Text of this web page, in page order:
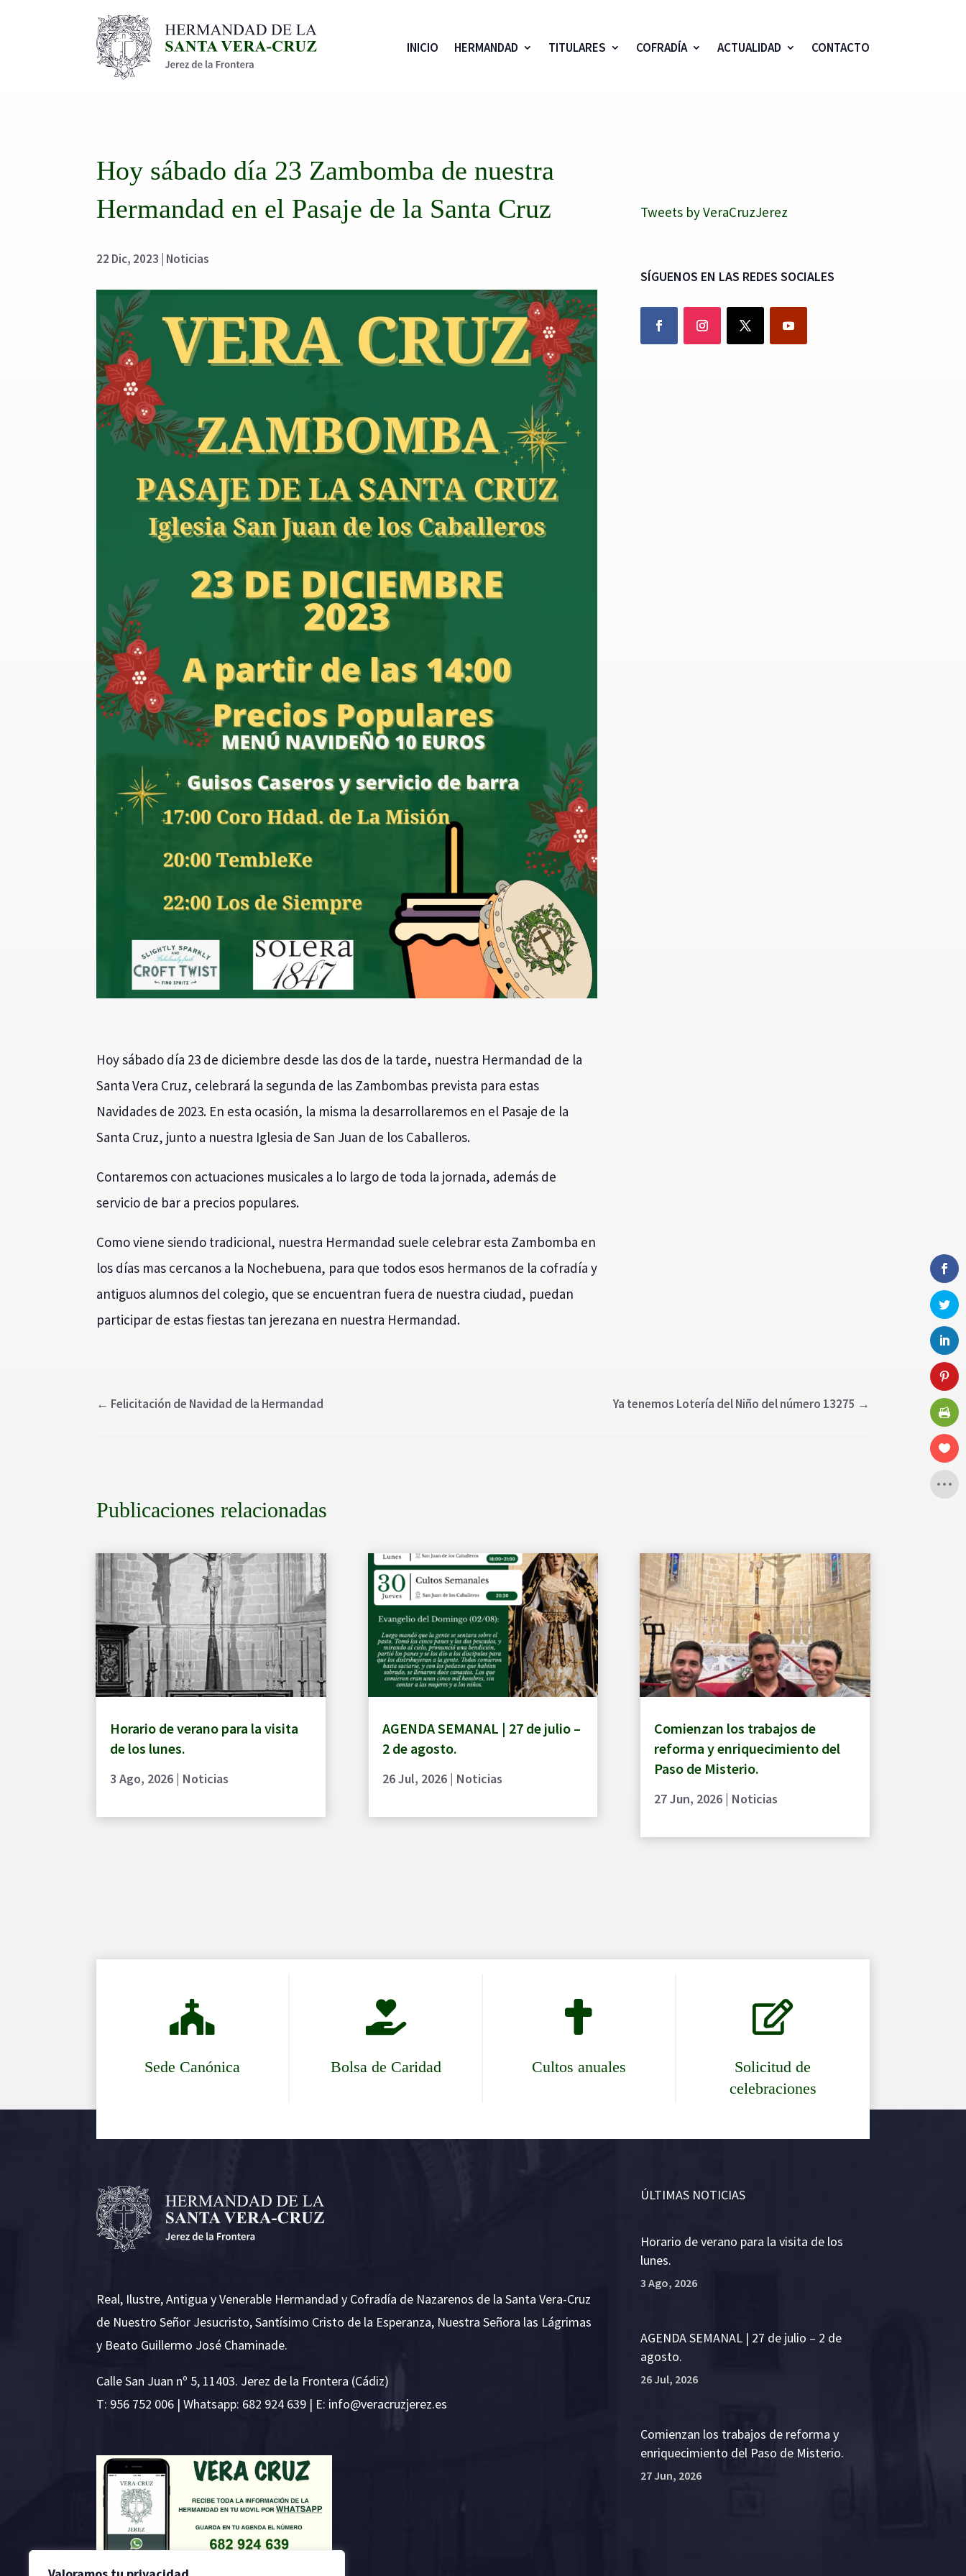
INICIO HERMANDAD TITULARES COFRADÍA ACTUALIDAD CONTACTO
Hoy sábado día 23 Zambomba de nuestra
Hermandad en el Pasaje de la Santa Cruz
22 Dic, 2023 Noticias
Hoy sábado día 23 de diciembre desde las dos de la tarde, nuestra Hermandad de la
Santa Vera Cruz, celebrará la segunda de las Zambombas prevista para estas
Navidades de 2023. En esta ocasión, la misma la desarrollaremos en el Pasaje de la
Santa Cruz, junto a nuestra Iglesia de San Juan de los Caballeros.
Contaremos con actuaciones musicales a lo largo de toda la jornada, además de
servicio de bar a precios populares.
Como viene siendo tradicional, nuestra Hermandad suele celebrar esta Zambomba en
los días mas cercanos a la Nochebuena, para que todos esos hermanos de la cofradía y
antiguos alumnos del colegio, que se encuentran fuera de nuestra ciudad, puedan
participar de estas fiestas tan jerezana en nuestra Hermandad.
Tweets by VeraCruzJerez
SÍGUENOS EN LAS REDES SOCIALES
← Felicitación de Navidad de la Hermandad Ya tenemos Lotería del Niño del número 13275 →
Publicaciones relacionadas
Horario de verano para la visita
de los lunes.
3 Ago, 2026 | Noticias
AGENDA SEMANAL | 27 de julio –
2 de agosto.
26 Jul, 2026| Noticias
Comienzan los trabajos de
reforma y enriquecimiento del
Paso de Misterio.
27 Jun, 2026| Noticias

Sede Canónica

Bolsa de Caridad

Cultos anuales

Solicitud de
celebraciones
Real, Ilustre, Antigua y Venerable Hermandad y Cofradía de Nazarenos de la Santa Vera-Cruz
de Nuestro Señor Jesucristo, Santísimo Cristo de la Esperanza, Nuestra Señora las Lágrimas
y Beato Guillermo José Chaminade.
Calle San Juan nº 5, 11403. Jerez de la Frontera (Cádiz)
T: 956 752 006 | Whatsapp: 682 924 639 | E: se.ze
rejzu
rcare
v@ofn
i
ÚLTIMAS NOTICIAS
Horario de verano para la visita de los
lunes.
3 Ago, 2026
AGENDA SEMANAL | 27 de julio – 2 de
agosto.
26 Jul, 2026
Comienzan los trabajos de reforma y
enriquecimiento del Paso de Misterio.
27 Jun, 2026